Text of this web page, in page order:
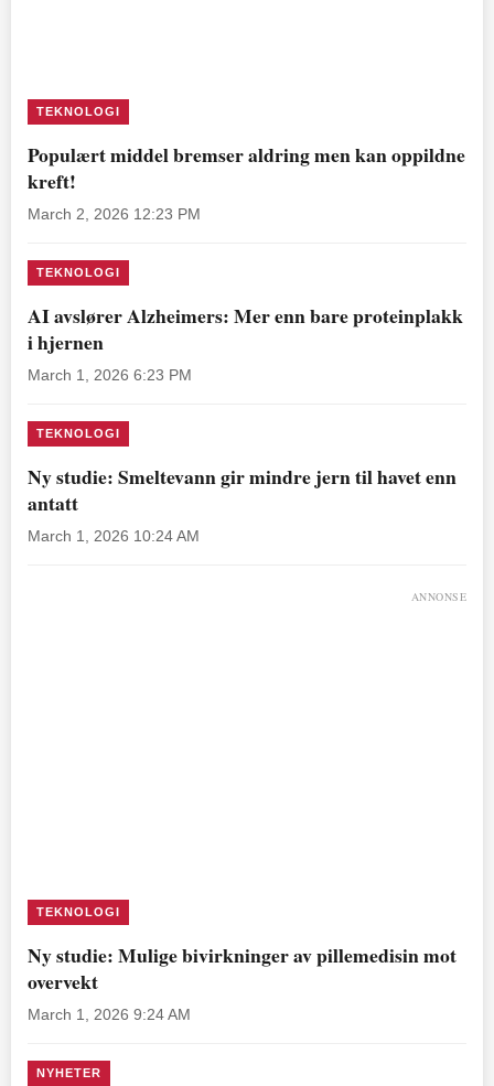
TEKNOLOGI
Populært middel bremser aldring men kan oppildne
kreft!
March 2, 2026 12:23 PM
TEKNOLOGI
AI avslører Alzheimers: Mer enn bare proteinplakk
i hjernen
March 1, 2026 6:23 PM
TEKNOLOGI
Ny studie: Smeltevann gir mindre jern til havet enn
antatt
March 1, 2026 10:24 AM
ANNONSE
TEKNOLOGI
Ny studie: Mulige bivirkninger av pillemedisin mot
overvekt
March 1, 2026 9:24 AM
NYHETER